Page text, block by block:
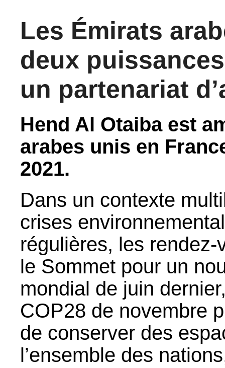
Les Émirats
deux
un partenariat
Hend Al Otaiba est
arabes unis en
2021.
Dans un contexte
crises
régulières, les
le Sommet pour un
mondial de juin
COP28 de novembre
de conserver des
l’ensemble des